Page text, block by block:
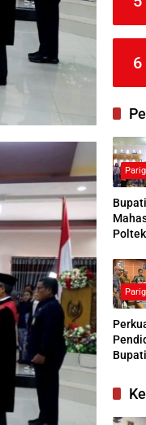
6
Sosial